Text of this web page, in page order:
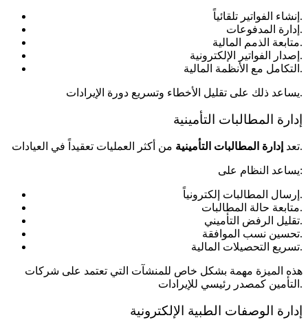
إنشاء الفواتير تلقائياً.
إدارة المدفوعات.
متابعة الذمم المالية.
إصدار الفواتير الإلكترونية.
التكامل مع الأنظمة المالية.
يساعد ذلك على تقليل الأخطاء وتسريع دورة الإيرادات.
إدارة المطالبات التأمينية
تعد إدارة المطالبات التأمينية من أكثر العمليات تعقيداً في العيادات.
يساعد النظام على:
إرسال المطالبات إلكترونياً.
متابعة حالة المطالبات.
تقليل الرفض التأميني.
تحسين نسب الموافقة.
تسريع التحصيلات المالية.
هذه الميزة مهمة بشكل خاص للمنشآت التي تعتمد على شركات
التأمين كمصدر رئيسي للإيرادات.
إدارة الوصفات الطبية الإلكترونية